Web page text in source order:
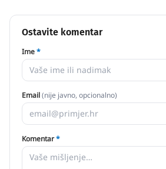
Ostavite komentar
Ime*
Email(nije javno, opcionalno)
Komentar*